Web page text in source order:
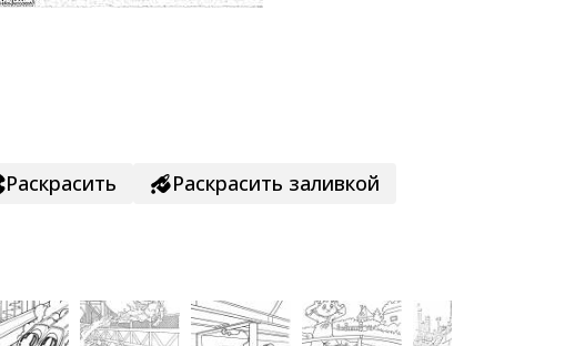
Раскрасить Раскрасить заливкой